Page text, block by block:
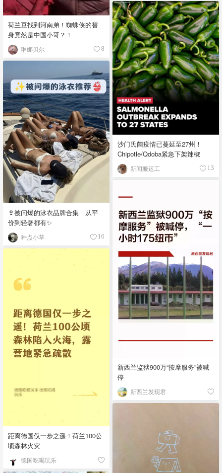
荷兰豆找到河南弟！蜘蛛侠的替
身竟然是中国小哥？！
琳娜贝尔 8
沙门氏菌疫情已蔓延至27州！
Chipotle/Qdoba紧急下架辣椒
新闻搬运工 13
👙被问爆的泳衣品牌合集｜从平
价到轻奢都有✨
种点小草 16
新西兰监狱900万“按摩服务”被喊
停
新西兰发现君
距离德国仅一步之遥！荷兰100公
顷森林火灾
德国吃喝玩乐